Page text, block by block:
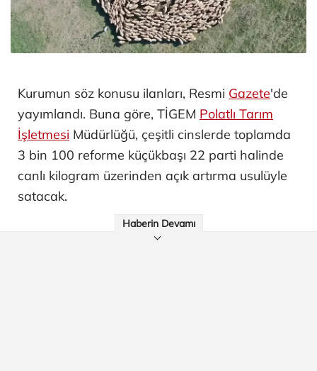
Kurumun söz konusu ilanları, Resmi Gazete'de
yayımlandı. Buna göre, TİGEM Polatlı Tarım
İşletmesi Müdürlüğü, çeşitli cinslerde toplamda
3 bin 100 reforme küçükbaşı 22 parti halinde
canlı kilogram üzerinden açık artırma usulüyle
satacak.
Haberin Devamı